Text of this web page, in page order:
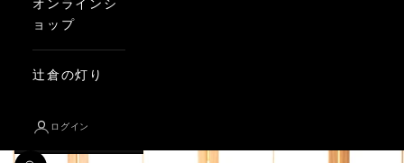
オンラインシ
ョップ
辻倉の灯り
ログイン